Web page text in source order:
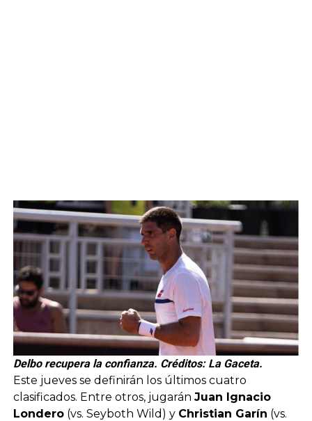
Delbo recupera la confianza. Créditos: La Gaceta.
Este jueves se definirán los últimos cuatro
clasificados. Entre otros, jugarán Juan Ignacio
Londero(vs. Seyboth Wild) y Christian Garín (vs.